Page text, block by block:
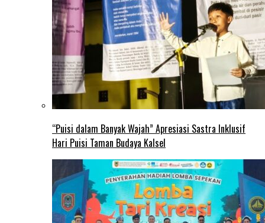
“Puisi dalam Banyak Wajah” Apresiasi Sastra Inklusif
Hari Puisi Taman Budaya Kalsel